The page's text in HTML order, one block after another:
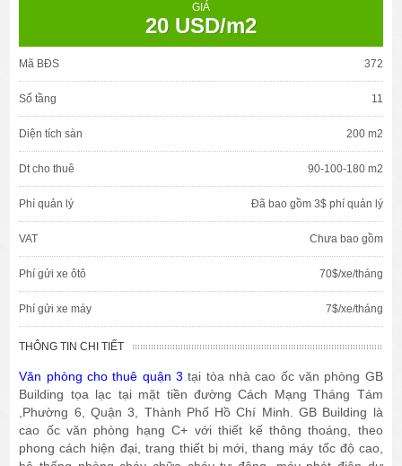
GIÁ
20 USD/m2
Mã BĐS 372
Số tầng 11
Diện tích sàn 200 m2
Dt cho thuê 90-100-180 m2
Phí quản lý Đã bao gồm 3$ phí quản lý
VAT Chưa bao gồm
Phí gửi xe ôtô 70$/xe/tháng
Phí gửi xe máy 7$/xe/tháng
THÔNG TIN CHI TIẾT
Văn phòng cho thuê quận 3 tại tòa nhà cao ốc văn phòng GB
Building tọa lạc tại mặt tiền đường Cách Mạng Tháng Tám
,Phường 6, Quận 3, Thành Phố Hồ Chí Minh. GB Building là
cao ốc văn phòng hạng C+ với thiết kế thông thoáng, theo
phong cách hiện đại, trang thiết bị mới, thang máy tốc độ cao,